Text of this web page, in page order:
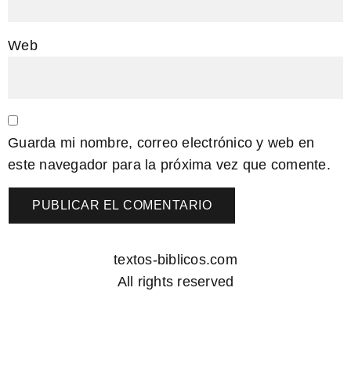
Web
Guarda mi nombre, correo electrónico y web en
este navegador para la próxima vez que comente.
textos-biblicos.com
All rights reserved